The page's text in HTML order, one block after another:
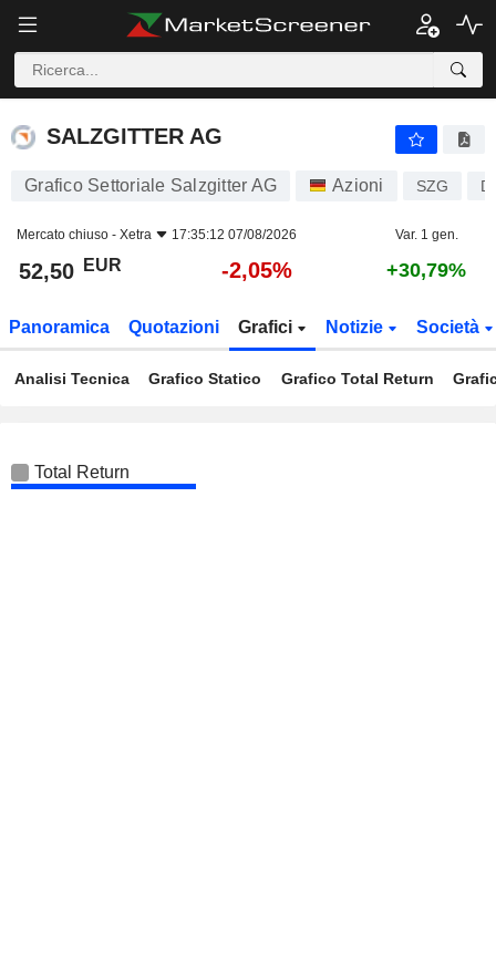
SALZGITTER AG
SALZGITTER AG
Grafico Settoriale Salzgitter AG Azioni SZG
Mercato chiuso - Xetra 17:35:12 07/08/2026 Var. 1 gen.
52,50 EUR -2,05% +30,79%
Panoramica Quotazioni Grafici Notizie Società
Analisi Tecnica Grafico Statico Grafico Total Return
Total Return